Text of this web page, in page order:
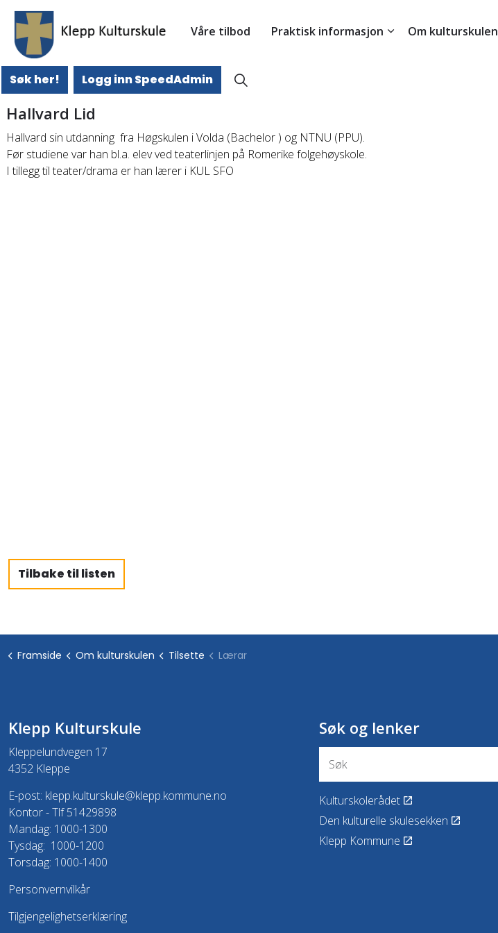
Våre tilbod Praktisk informasjon Om kulturskulen
Søk her! Logg inn SpeedAdmin
Hallvard Lid
Hallvard sin utdanning fra Høgskulen i Volda (Bachelor ) og NTNU (PPU).
Før studiene var han bl.a. elev ved teaterlinjen på Romerike folgehøyskole.
I tillegg til teater/drama er han lærer i KUL SFO
Tilbake til listen
Framside Om kulturskulen Tilsette Lærar
Klepp Kulturskule
Kleppelundvegen 17
4352 Kleppe
E-post: klepp.kulturskule@klepp.kommune.no
Kontor - Tlf 51429898
Mandag: 1000-1300
Tysdag: 1000-1200
Torsdag: 1000-1400
Personvernvilkår
Tilgjengelighetserklæring
Søk og lenker
Kulturskolerådet
Den kulturelle skulesekken
Klepp Kommune